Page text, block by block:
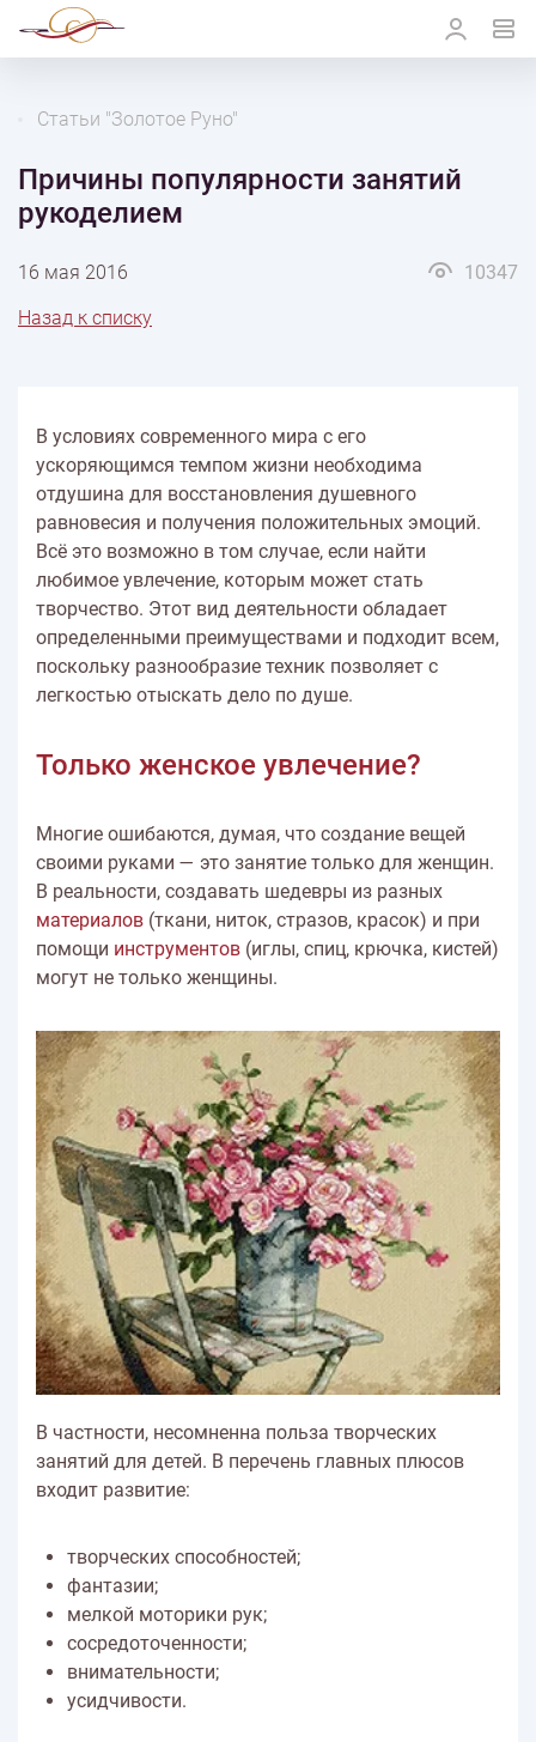
Статьи "Золотое Руно"
Причины популярности занятий
рукоделием
16 мая 2016
10347
Назад к списку
В условиях современного мира с его
ускоряющимся темпом жизни необходима
отдушина для восстановления душевного
равновесия и получения положительных эмоций.
Всё это возможно в том случае, если найти
любимое увлечение, которым может стать
творчество. Этот вид деятельности обладает
определенными преимуществами и подходит всем,
поскольку разнообразие техник позволяет с
легкостью отыскать дело по душе.
Только женское увлечение?
Многие ошибаются, думая, что создание вещей
своими руками — это занятие только для женщин.
В реальности, создавать шедевры из разных
материалов (ткани, ниток, стразов, красок) и при
помощи инструментов (иглы, спиц, крючка, кистей)
могут не только женщины.
В частности, несомненна польза творческих
занятий для детей. В перечень главных плюсов
входит развитие:
творческих способностей;
фантазии;
мелкой моторики рук;
сосредоточенности;
внимательности;
усидчивости.